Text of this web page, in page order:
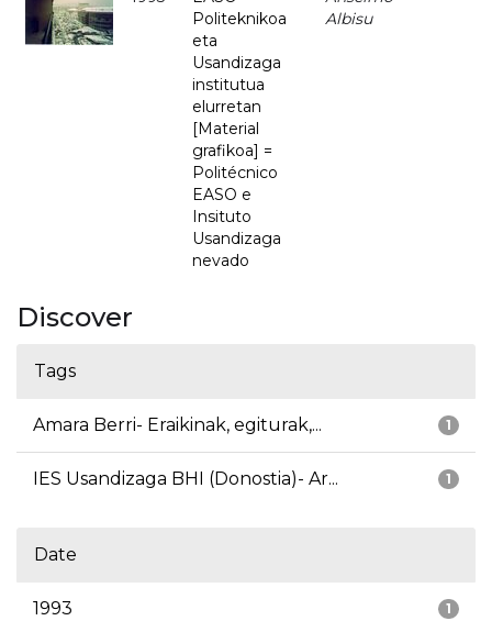
Politeknikoa
eta
Usandizaga
institutua
elurretan
[Material
grafikoa] =
Politécnico
EASO e
Insituto
Usandizaga
nevado
Albisu
Discover
Tags
1
Amara Berri- Eraikinak, egiturak,...
1
IES Usandizaga BHI (Donostia)- Ar...
Date
1
1993